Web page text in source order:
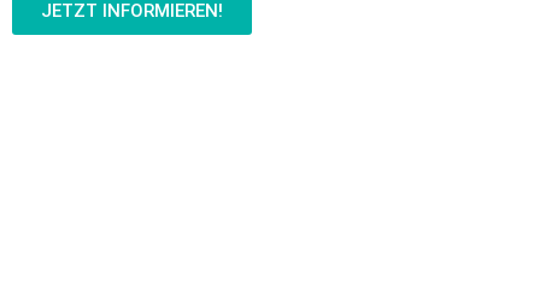
JETZT INFORMIEREN!